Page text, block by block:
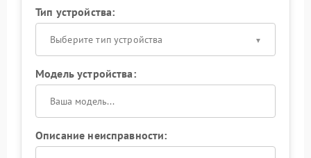
Тип устройства:
Выберите тип устройства
Модель устройства:
Описание неисправности: